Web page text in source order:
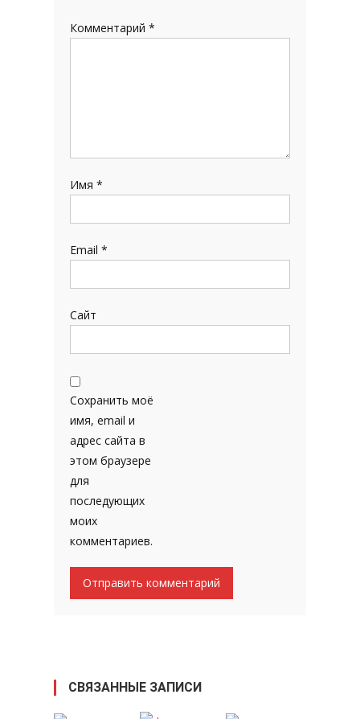
Комментарий*
Имя*
Email*
Сайт
Сохранить моё
имя, email и
адрес сайта в
этом браузере
для
последующих
моих
комментариев.
СВЯЗАННЫЕ ЗАПИСИ